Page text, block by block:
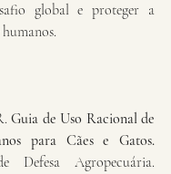
global e proteger a
Guia de Uso Racional de
para Cães e Gatos.
Defesa Agropecuária.